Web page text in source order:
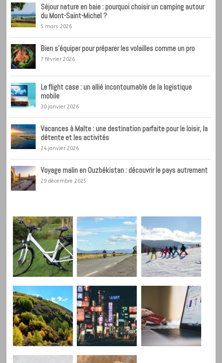
Séjour nature en baie : pourquoi choisir un camping autour
du Mont-Saint-Michel ?
5 mars 2026
Bien s’équiper pour préparer les volailles comme un pro
7 février 2026
Le flight case : un allié incontournable de la logistique
mobile
30 janvier 2026
Vacances à Malte : une destination parfaite pour le loisir, la
détente et les activités
24 janvier 2026
Voyage malin en Ouzbékistan : découvrir le pays autrement
29 décembre 2025